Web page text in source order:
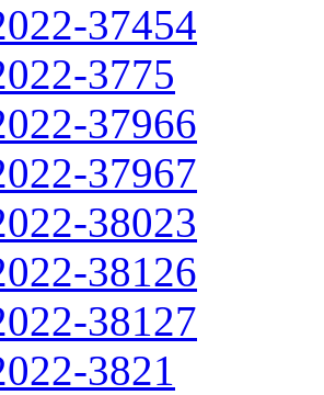
37454
3775
37966
37967
38023
38126
38127
3821